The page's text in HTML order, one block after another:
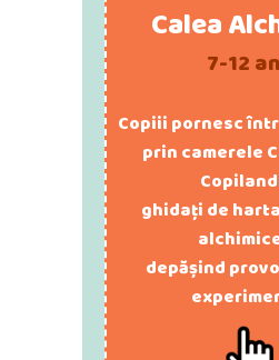
Calea
7-12
Copiii pornesc
prin camerele
ghidați de
depășind